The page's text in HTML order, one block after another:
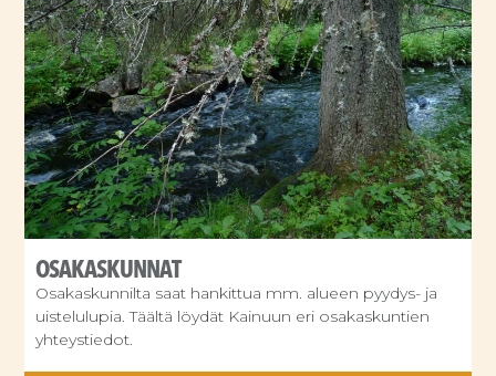
OSAKASKUNNAT
Osakaskunnilta saat hankittua mm. alueen pyydys- ja
uistelulupia. Täältä löydät Kainuun eri osakaskuntien
yhteystiedot.